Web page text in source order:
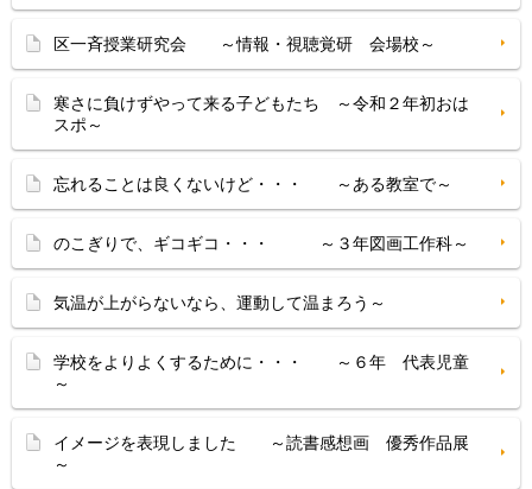
区一斉授業研究会 ～情報・視聴覚研 会場校～
寒さに負けずやって来る子どもたち ～令和２年初おは
スポ～
忘れることは良くないけど・・・ ～ある教室で～
のこぎりで、ギコギコ・・・ ～３年図画工作科～
気温が上がらないなら、運動して温まろう～
学校をよりよくするために・・・ ～６年 代表児童
～
イメージを表現しました ～読書感想画 優秀作品展
～